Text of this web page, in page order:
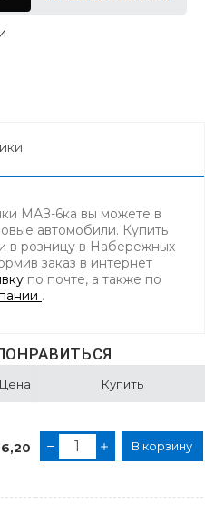
МАЗ-6ка вы можете в
автомобили. Купить
в розницу в Набережных
заказ в интернет
по почте, а также по
.
Цена Купить
В корзину